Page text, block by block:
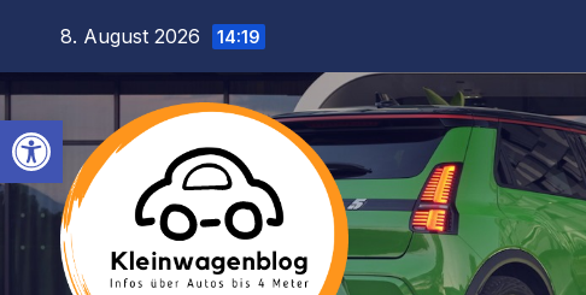
Werkzeugleiste öffnen
springen
springen
8. August 2026 14:19